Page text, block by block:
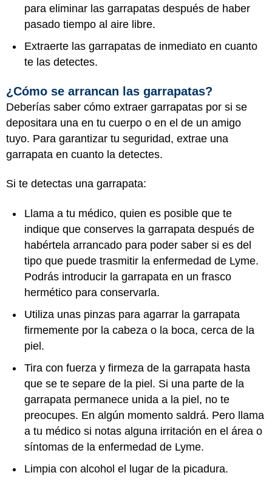
para eliminar las garrapatas después de haber
pasado tiempo al aire libre.
Extraerte las garrapatas de inmediato en cuanto
te las detectes.
¿Cómo se arrancan las garrapatas?
Deberías saber cómo extraer garrapatas por si se
depositara una en tu cuerpo o en el de un amigo
tuyo. Para garantizar tu seguridad, extrae una
garrapata en cuanto la detectes.
Si te detectas una garrapata:
Llama a tu médico, quien es posible que te
indique que conserves la garrapata después de
habértela arrancado para poder saber si es del
tipo que puede trasmitir la enfermedad de Lyme.
Podrás introducir la garrapata en un frasco
hermético para conservarla.
Utiliza unas pinzas para agarrar la garrapata
firmemente por la cabeza o la boca, cerca de la
piel.
Tira con fuerza y firmeza de la garrapata hasta
que se te separe de la piel. Si una parte de la
garrapata permanece unida a la piel, no te
preocupes. En algún momento saldrá. Pero llama
a tu médico si notas alguna irritación en el área o
síntomas de la enfermedad de Lyme.
Limpia con alcohol el lugar de la picadura.